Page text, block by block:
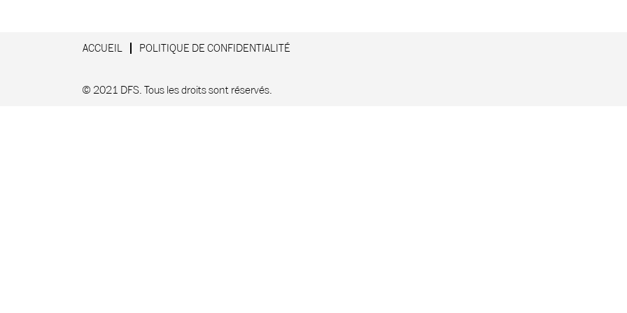
ACCUEIL POLITIQUE DE CONFIDENTIALITÉ
© 2021 DFS. Tous les droits sont réservés.